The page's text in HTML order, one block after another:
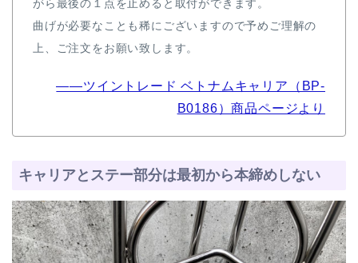
がら最後の１点を止めると取付ができます。
曲げが必要なことも稀にございますので予めご理解の
上、ご注文をお願い致します。
――ツイントレード ベトナムキャリア（BP-
B0186）商品ページより
キャリアとステー部分は最初から本締めしない